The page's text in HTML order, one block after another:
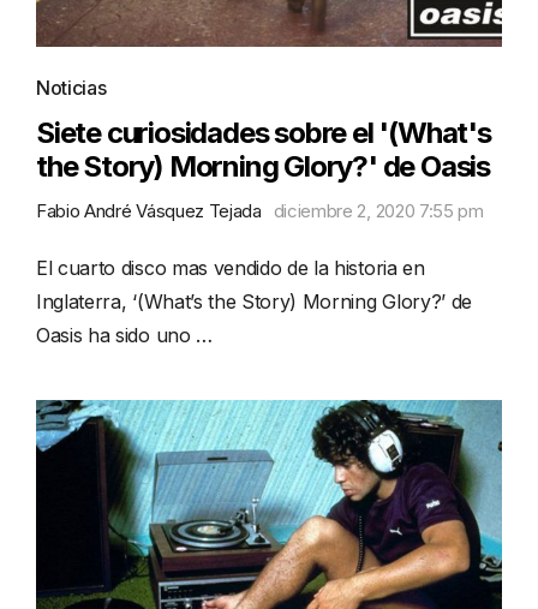
Noticias
Siete curiosidades sobre el '(What's
the Story) Morning Glory?' de Oasis
Fabio André Vásquez Tejada diciembre 2, 2020 7:55 pm
El cuarto disco mas vendido de la historia en
Inglaterra, ‘(What’s the Story) Morning Glory?’ de
Oasis ha sido uno …